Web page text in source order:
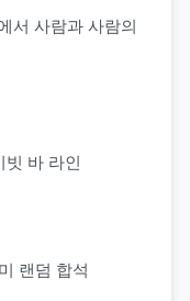
서 사람과 사람의
바 라인
랜덤 합석